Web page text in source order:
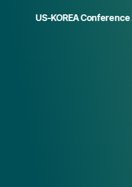
US-KOREA Conference